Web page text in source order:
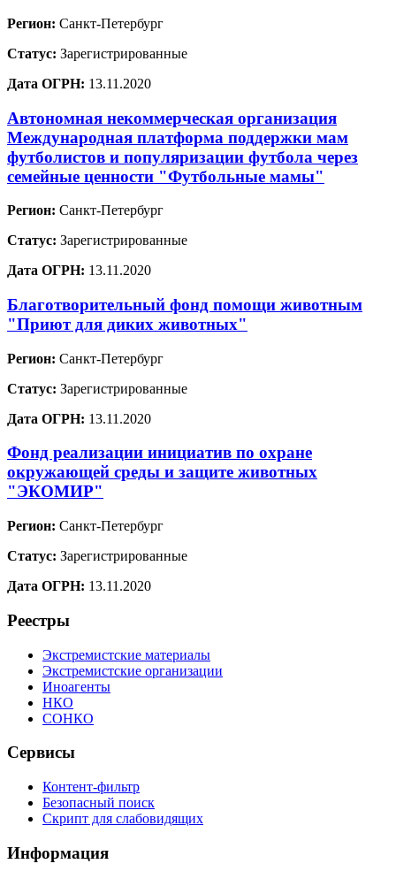
Регион: Санкт-Петербург
Статус: Зарегистрированные
Дата ОГРН: 13.11.2020
Автономная некоммерческая организация
Международная платформа поддержки мам
футболистов и популяризации футбола через
семейные ценности "Футбольные мамы"
Регион: Санкт-Петербург
Статус: Зарегистрированные
Дата ОГРН: 13.11.2020
Благотворительный фонд помощи животным
"Приют для диких животных"
Регион: Санкт-Петербург
Статус: Зарегистрированные
Дата ОГРН: 13.11.2020
Фонд реализации инициатив по охране
окружающей среды и защите животных
"ЭКОМИР"
Регион: Санкт-Петербург
Статус: Зарегистрированные
Дата ОГРН: 13.11.2020
Реестры
Экстремистские материалы
Экстремистские организации
Иноагенты
НКО
СОНКО
Сервисы
Контент-фильтр
Безопасный поиск
Скрипт для слабовидящих
Информация